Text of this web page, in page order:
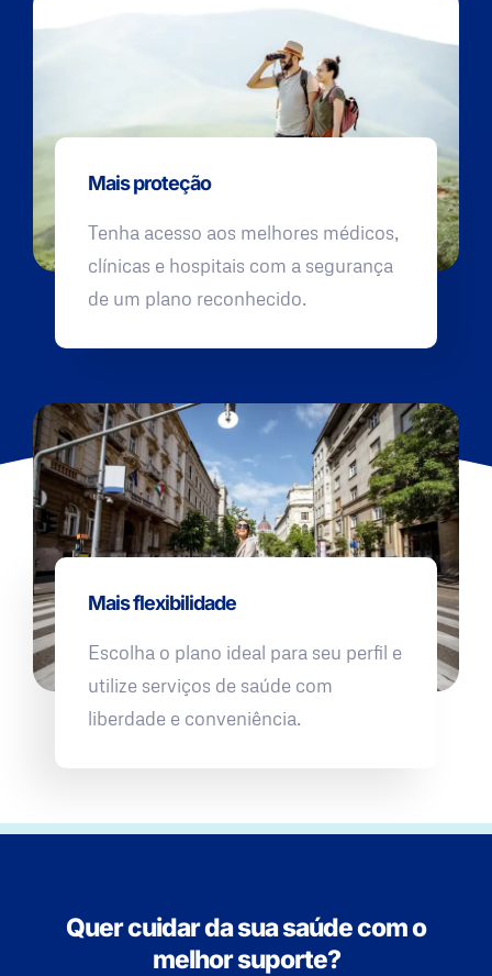
Mais proteção
Tenha acesso aos melhores médicos,
clínicas e hospitais com a segurança
de um plano reconhecido.
Mais flexibilidade
Escolha o plano ideal para seu perfil e
utilize serviços de saúde com
liberdade e conveniência.
Quer cuidar da sua saúde com o
melhor suporte?